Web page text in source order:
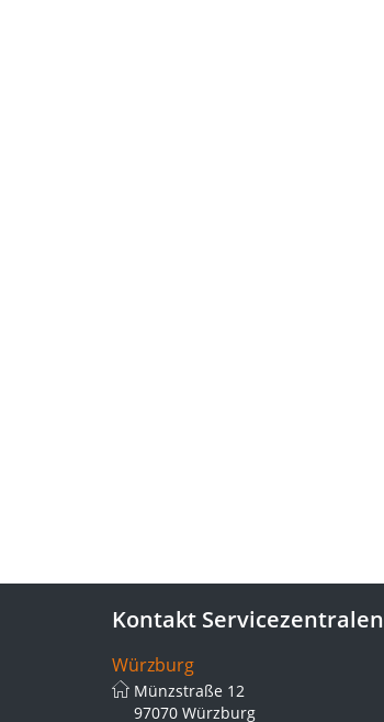
Kontakt Servicezentralen
Würzburg
Münzstraße 12
97070 Würzburg